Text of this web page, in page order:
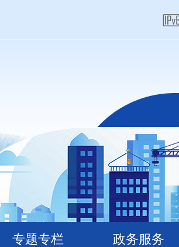
专题专栏 政务服务